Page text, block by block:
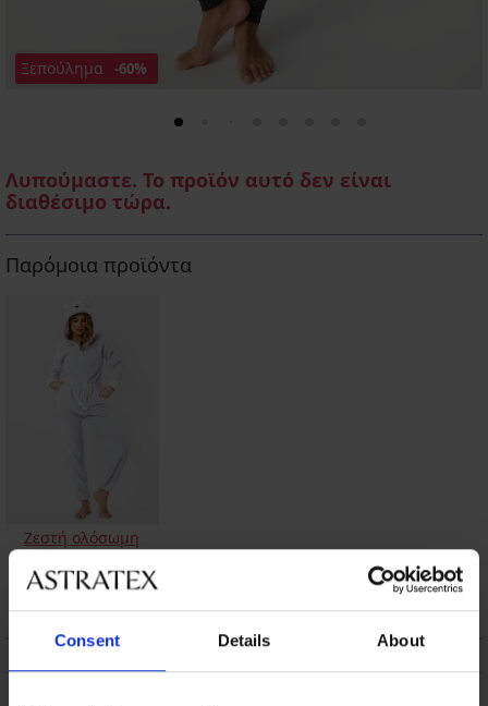
Consent Details About
Ξεπούλημα -60%
Λυπούμαστε. Το προϊόν αυτό δεν είναι
διαθέσιμο τώρα.
Παρόμοια προϊόντα
Ζεστή ολόσωμη
φόρμα Aruelle
Calysta